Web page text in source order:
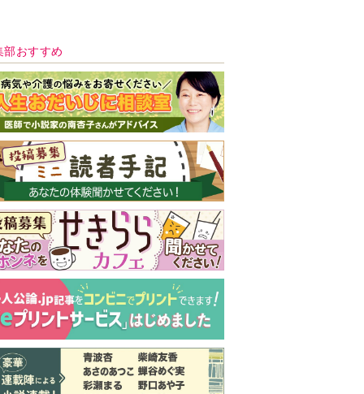
号 好評発売中！
実家の処分から終
の棲家までどうす
る？60代からの家
モンダイ
最新号
バックナンバー